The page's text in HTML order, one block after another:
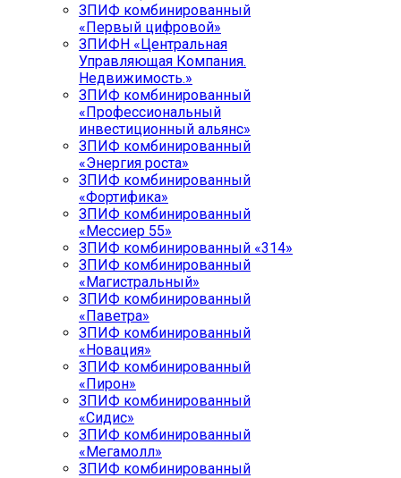
ЗПИФ комбинированный
«Первый цифровой»
ЗПИФН «Центральная
Управляющая Компания.
Недвижимость.»
ЗПИФ комбинированный
«Профессиональный
инвестиционный альянс»
ЗПИФ комбинированный
«Энергия роста»
ЗПИФ комбинированный
«Фортифика»
ЗПИФ комбинированный
«Мессиер 55»
ЗПИФ комбинированный «314»
ЗПИФ комбинированный
«Магистральный»
ЗПИФ комбинированный
«Паветра»
ЗПИФ комбинированный
«Новация»
ЗПИФ комбинированный
«Пирон»
ЗПИФ комбинированный
«Сидис»
ЗПИФ комбинированный
«Мегамолл»
ЗПИФ комбинированный